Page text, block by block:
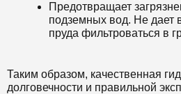
Предотвращает
подземных вод. Не дает
пруда фильтроваться в
Таким образом, качественная
долговечности и правильной